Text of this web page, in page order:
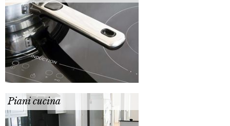
Piani cucina